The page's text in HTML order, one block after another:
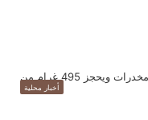
أخبار محلية